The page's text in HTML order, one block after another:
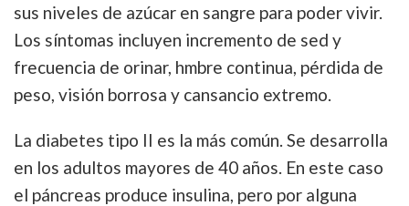
sus niveles de azúcar en sangre para poder vivir.
Los síntomas incluyen incremento de sed y
frecuencia de orinar, hmbre continua, pérdida de
peso, visión borrosa y cansancio extremo.
La diabetes tipo II es la más común. Se desarrolla
en los adultos mayores de 40 años. En este caso
el páncreas produce insulina, pero por alguna